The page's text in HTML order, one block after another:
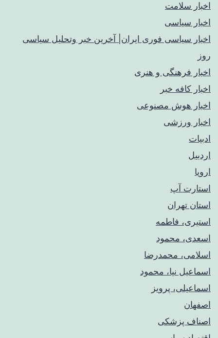
اخبار سلامت
اخبار سیاسی
اخبار سیاسی فوری ایران| آخرین خبر وتحلیل سیاسی
روز
اخبار فرهنگی و هنری
اخبار کافه خبر
اخبار هوش مصنوعی
اخبار ورزشی
ادبیات
اردبیل
اروپا
استارت آپ
استان تهران
استیری، فاطمه
اسعدی، محمود
اسلامی، محمدرضا
اسماعیل نیا، محمود
اسماعیلی، پرویز
اصفهان
اصناف پزشکی